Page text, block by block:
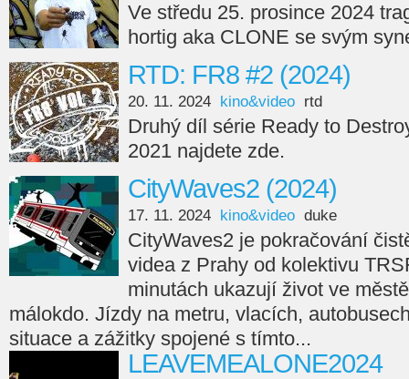
Ve středu 25. prosince 2024
hortig aka CLONE se svým
RTD: FR8 #2 (2024)
20. 11. 2024 kino&video rtd
Druhý díl série Ready to
2021 najdete zde.
CityWaves2 (2024)
17. 11. 2024 kino&video duke
CityWaves2 je pokračování
videa z Prahy od kolektivu
minutách ukazují život ve
málokdo. Jízdy na metru, vlacích,
situace a zážitky spojené s tímto...
LEAVEMEALONE2024